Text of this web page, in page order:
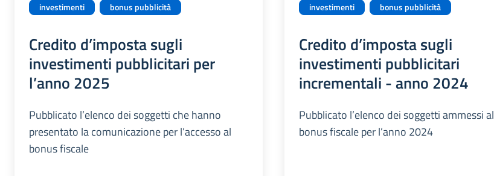
investimenti
bonus pubblicità
Credito d’imposta sugli
investimenti pubblicitari per
l’anno 2025
Pubblicato l’elenco dei soggetti che hanno
presentato la comunicazione per l’accesso al
bonus fiscale
investimenti
bonus pubblicità
Credito d’imposta sugli
investimenti pubblicitari
incrementali - anno 2024
Pubblicato l’elenco dei soggetti ammessi al
bonus fiscale per l’anno 2024